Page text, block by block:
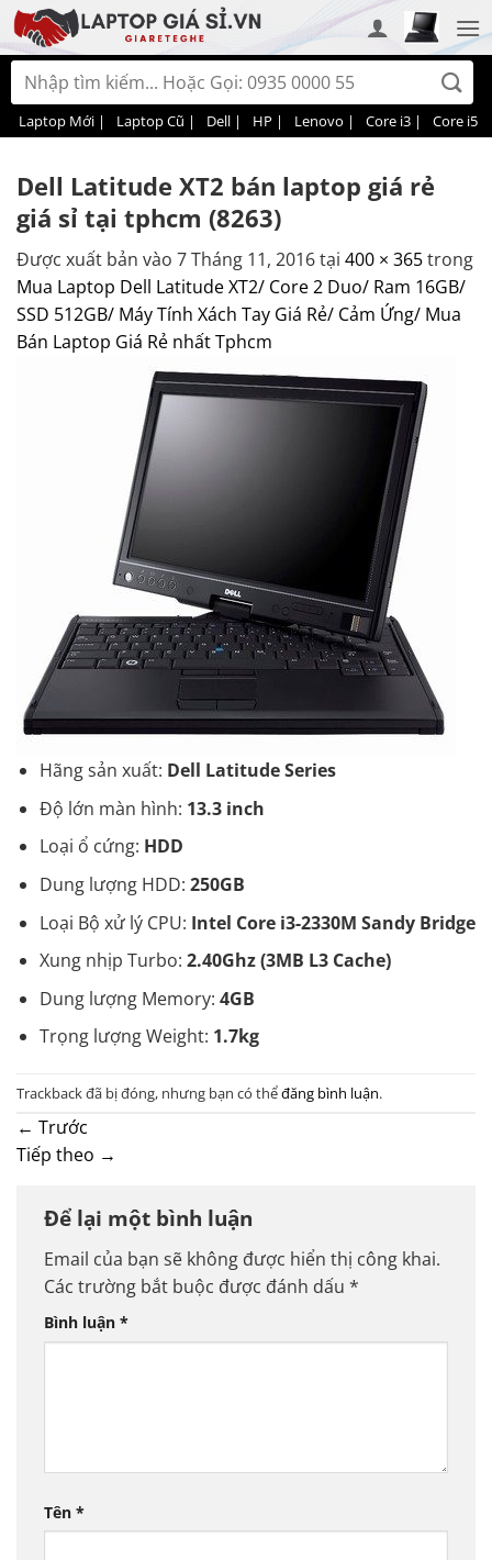
Bỏ
qua
nội
dung
Tìm
kiếm:
Laptop Mới | Laptop Cũ | Dell | HP | Lenovo | Core i3 | Core i5 |
Dell Latitude XT2 bán laptop giá rẻ
giá sỉ tại tphcm (8263)
Được xuất bản vào 7 Tháng 11, 2016tại 400 × 365trong
Mua Laptop Dell Latitude XT2/ Core 2 Duo/ Ram 16GB/
SSD 512GB/ Máy Tính Xách Tay Giá Rẻ/ Cảm Ứng/ Mua
Bán Laptop Giá Rẻ nhất Tphcm
Hãng sản xuất: Dell Latitude Series
Độ lớn màn hình: 13.3 inch
Loại ổ cứng: HDD
Dung lượng HDD: 250GB
Loại Bộ xử lý CPU: Intel Core i3-2330M Sandy Bridge
Xung nhịp Turbo: 2.40Ghz (3MB L3 Cache)
Dung lượng Memory: 4GB
Trọng lượng Weight: 1.7kg
Trackback đã bị đóng, nhưng bạn có thểđăng bình luận.
← Trước
Tiếp theo →
Để lại một bình luận
Email của bạn sẽ không được hiển thị công khai.
Các trường bắt buộc được đánh dấu *
Bình luận *
Tên *